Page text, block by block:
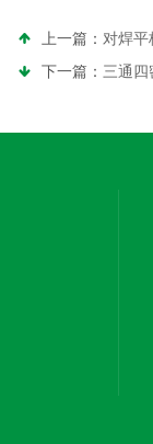
上一篇： 对焊平
下一篇： 三通四